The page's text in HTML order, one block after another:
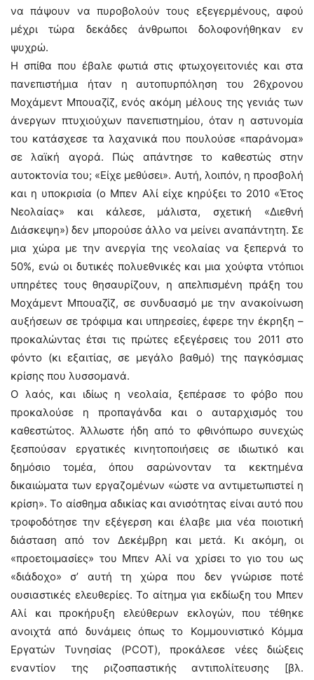
να πάψουν να πυροβολούν τους εξεγερμένους, αφού
μέχρι τώρα δεκάδες άνθρωποι δολοφονήθηκαν εν
ψυχρώ.
Η σπίθα που έβαλε φωτιά στις φτωχογειτονιές και στα
πανεπιστήμια ήταν η αυτοπυρπόληση του 26χρονου
Μοχάμεντ Μπουαζίζ, ενός ακόμη μέλους της γενιάς των
άνεργων πτυχιούχων πανεπιστημίου, όταν η αστυνομία
του κατάσχεσε τα λαχανικά που πουλούσε «παράνομα»
σε λαϊκή αγορά. Πώς απάντησε το καθεστώς στην
αυτοκτονία του; «Είχε μεθύσει». Αυτή, λοιπόν, η προσβολή
και η υποκρισία (ο Μπεν Αλί είχε κηρύξει το 2010 «Έτος
Νεολαίας» και κάλεσε, μάλιστα, σχετική «Διεθνή
Διάσκεψη») δεν μπορούσε άλλο να μείνει αναπάντητη. Σε
μια χώρα με την ανεργία της νεολαίας να ξεπερνά το
50%, ενώ οι δυτικές πολυεθνικές και μια χούφτα ντόπιοι
υπηρέτες τους θησαυρίζουν, η απελπισμένη πράξη του
Μοχάμεντ Μπουαζίζ, σε συνδυασμό με την ανακοίνωση
αυξήσεων σε τρόφιμα και υπηρεσίες, έφερε την έκρηξη –
προκαλώντας έτσι τις πρώτες εξεγέρσεις του 2011 στο
φόντο (κι εξαιτίας, σε μεγάλο βαθμό) της παγκόσμιας
κρίσης που λυσσομανά.
Ο λαός, και ιδίως η νεολαία, ξεπέρασε το φόβο που
προκαλούσε η προπαγάνδα και ο αυταρχισμός του
καθεστώτος. Άλλωστε ήδη από το φθινόπωρο συνεχώς
ξεσπούσαν εργατικές κινητοποιήσεις σε ιδιωτικό και
δημόσιο τομέα, όπου σαρώνονταν τα κεκτημένα
δικαιώματα των εργαζομένων «ώστε να αντιμετωπιστεί η
κρίση». Το αίσθημα αδικίας και ανισότητας είναι αυτό που
τροφοδότησε την εξέγερση και έλαβε μια νέα ποιοτική
διάσταση από τον Δεκέμβρη και μετά. Κι ακόμη, οι
«προετοιμασίες» του Μπεν Αλί να χρίσει το γιο του ως
«διάδοχο» σ’ αυτή τη χώρα που δεν γνώρισε ποτέ
ουσιαστικές ελευθερίες. Το αίτημα για εκδίωξη του Μπεν
Αλί και προκήρυξη ελεύθερων εκλογών, που τέθηκε
ανοιχτά από δυνάμεις όπως το Κομμουνιστικό Κόμμα
Εργατών Τυνησίας (PCOT), προκάλεσε νέες διώξεις
εναντίον της ριζοσπαστικής αντιπολίτευσης [βλ.